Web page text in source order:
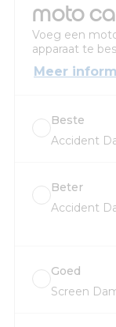
moto
Voeg een
apparaat te
Meer
Beste
Accident
Beter
Accident
Goed
Screen